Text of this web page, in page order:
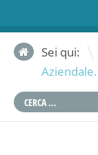
Sei qui: